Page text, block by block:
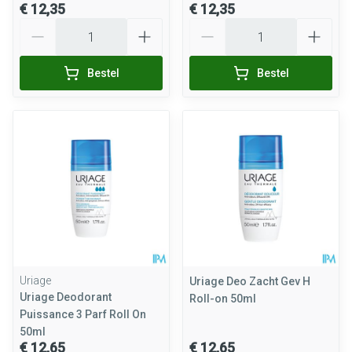
€ 12,35
Bestel
€ 12,35
Bestel
Uriage
Uriage Deodorant
Puissance 3 Parf Roll On
50ml
€ 12,65
Uriage Deo Zacht Gev H
Roll-on 50ml
€ 12,65